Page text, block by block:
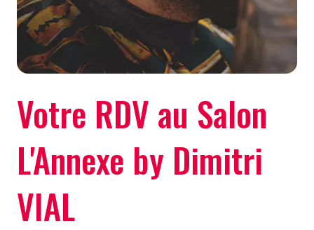
Votre RDV au Salon
L'Annexe by Dimitri
VIAL